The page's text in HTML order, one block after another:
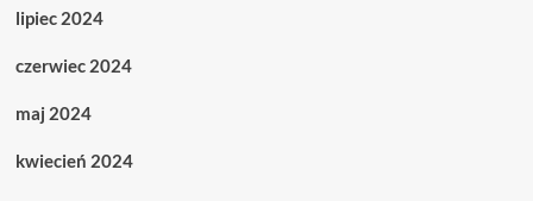
lipiec 2024
czerwiec 2024
maj 2024
kwiecień 2024